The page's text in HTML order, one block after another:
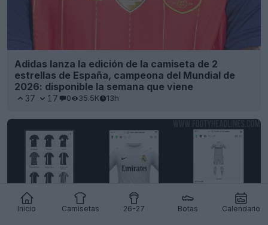
Inicio Camisetas 26-27 Botas Calendario
Adidas lanza la edición de la camiseta de 2
estrellas de España, campeona del Mundial de
2026: disponible la semana que viene
37 17 0 35.5K 13h